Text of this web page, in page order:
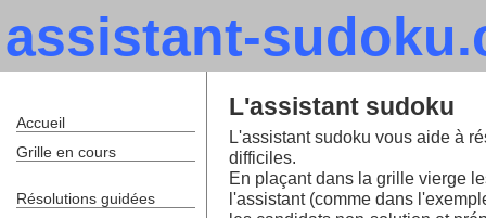
assistant-
L'assistant sudoku
L'assistant sudoku vous aide à
difficiles.
En plaçant dans la grille vierge
l'assistant (comme dans
Accueil
Grille en cours
Résolutions guidées